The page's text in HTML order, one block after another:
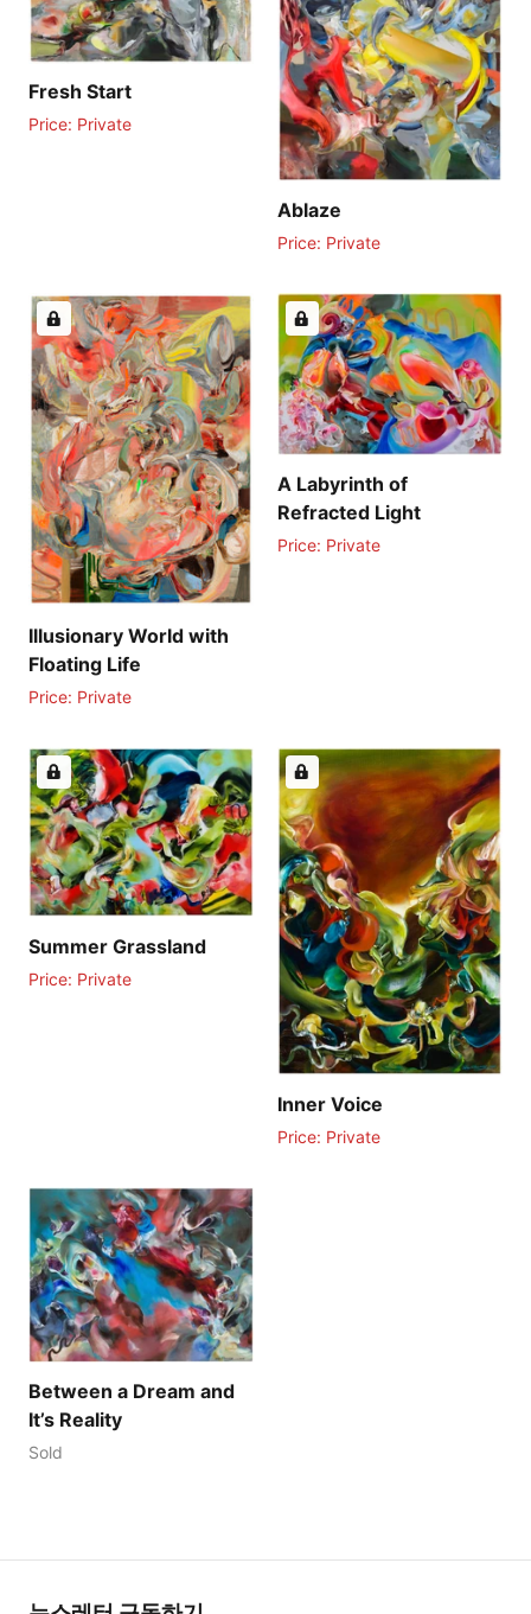
Fresh Start
Price: Private
Ablaze
Price: Private
Illusionary World with
Floating Life
Price: Private
A Labyrinth of
Refracted Light
Price: Private
Summer Grassland
Price: Private
Inner Voice
Price: Private
Between a Dream and
It’s Reality
Sold